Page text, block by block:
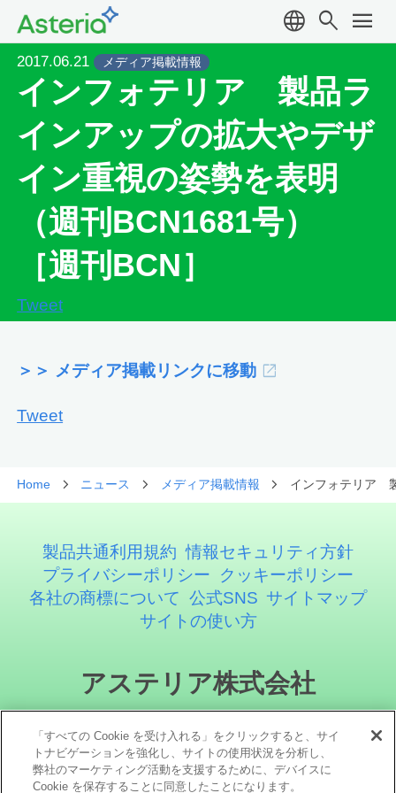
language search menu
2017.06.21 メディア掲載情報
インフォテリア 製品ラ
インアップの拡大やデザ
イン重視の姿勢を表明
（週刊BCN1681号）
［週刊BCN］
Tweet
＞＞ メディア掲載リンクに移動
Tweet
Home ニュース メディア掲載情報 インフォテリア
製品共通利用規約 情報セキュリティ方針
プライバシーポリシー
クッキーポリシー
各社の商標について 公式SNS サイトマップ
サイトの使い方
アステリア株式会社
「すべての Cookie を受け入れる」をクリックすると、サイ
トナビゲーションを強化し、サイトの使用状況を分析し、
弊社のマーケティング活動を支援するために、デバイスに
Cookie を保存することに同意したことになります。